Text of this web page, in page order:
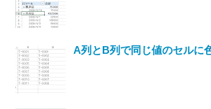
A列とB列で同じ値のセルに